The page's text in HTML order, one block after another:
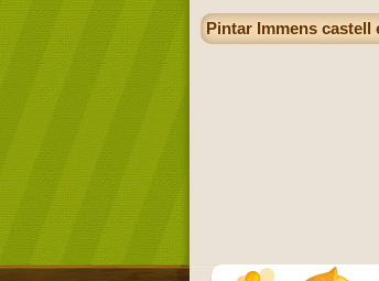
Pintar Immens castell